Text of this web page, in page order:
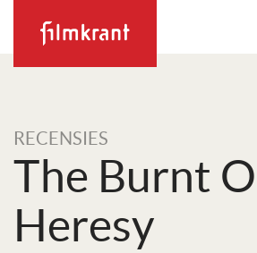
RECENSIES
The Burnt
Heresy